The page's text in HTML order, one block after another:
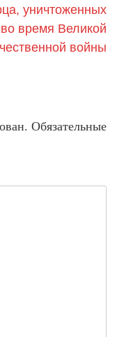
уничтоженных
во время Великой
войны
Обязательные